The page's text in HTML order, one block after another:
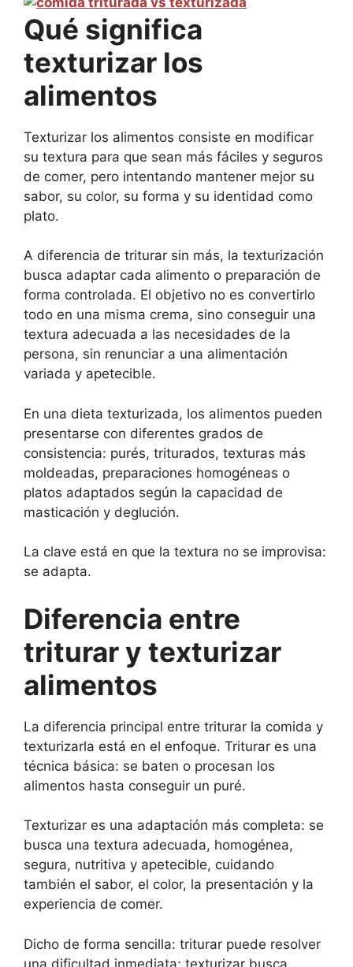
Qué significa
texturizar los
alimentos
Texturizar los alimentos consiste en modificar
su textura para que sean más fáciles y seguros
de comer, pero intentando mantener mejor su
sabor, su color, su forma y su identidad como
plato.
A diferencia de triturar sin más, la texturización
busca adaptar cada alimento o preparación de
forma controlada. El objetivo no es convertirlo
todo en una misma crema, sino conseguir una
textura adecuada a las necesidades de la
persona, sin renunciar a una alimentación
variada y apetecible.
En una dieta texturizada, los alimentos pueden
presentarse con diferentes grados de
consistencia: purés, triturados, texturas más
moldeadas, preparaciones homogéneas o
platos adaptados según la capacidad de
masticación y deglución.
La clave está en que la textura no se improvisa:
se adapta.
Diferencia entre
triturar y texturizar
alimentos
La diferencia principal entre triturar la comida y
texturizarla está en el enfoque. Triturar es una
técnica básica: se baten o procesan los
alimentos hasta conseguir un puré.
Texturizar es una adaptación más completa: se
busca una textura adecuada, homogénea,
segura, nutritiva y apetecible, cuidando
también el sabor, el color, la presentación y la
experiencia de comer.
Dicho de forma sencilla: triturar puede resolver
una dificultad inmediata; texturizar busca